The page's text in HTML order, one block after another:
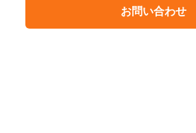
お問い合わせ